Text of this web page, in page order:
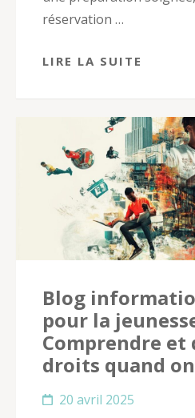
réservation …
LIRE LA SUITE
Blog
pour la
Comprendre et
droits quand
20 avril 2025